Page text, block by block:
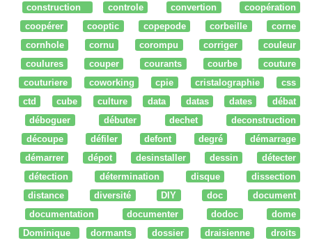
construction
controle convertion
coopération
coopérer
cooptic copepode corbeille
corne
cornhole
cornu corompu corriger
couleur
coulures
couper courants courbe
couture
couturiere
coworking cpie cristalographie
css
ctd
cube culture data datas dates
débat
déboguer
débuter dechet
deconstruction
découpe
défiler defont degré
démarrage
démarrer
dépot desinstaller dessin
détecter
détection
détermination disque
dissection
distance
diversité DIY doc
document
documentation
documenter dodoc
dome
Dominique
dormants dossier draisienne
droits